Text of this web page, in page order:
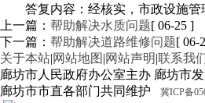
答复内容：经核实，市政设施
上一篇： 帮助解决水质问题[ 06-25 ]
下一篇： 帮助解决道路维修问题[ 06-
关于本站|网站地图 |网站声明|联系我
廊坊市人民政府办公室主办 廊坊市
廊坊市市直各部门共同维护
冀ICP备